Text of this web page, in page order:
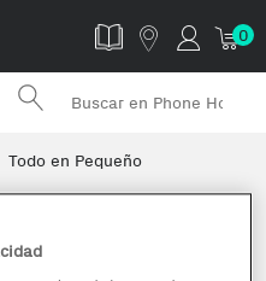
0
Todo en Pequeño